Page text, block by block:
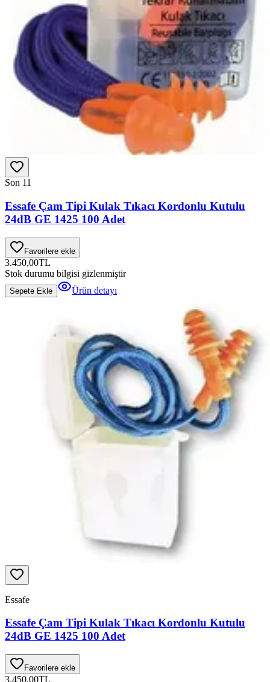
Son 11
Essafe Çam Tipi Kulak Tıkacı Kordonlu Kutulu
24dB GE 1425 100 Adet
Favorilere ekle
3.450,00TL
Stok durumu bilgisi gizlenmiştir
Sepete Ekle Ürün detayı
Essafe
Essafe Çam Tipi Kulak Tıkacı Kordonlu Kutulu
24dB GE 1425 100 Adet
Favorilere ekle
3.450,00TL